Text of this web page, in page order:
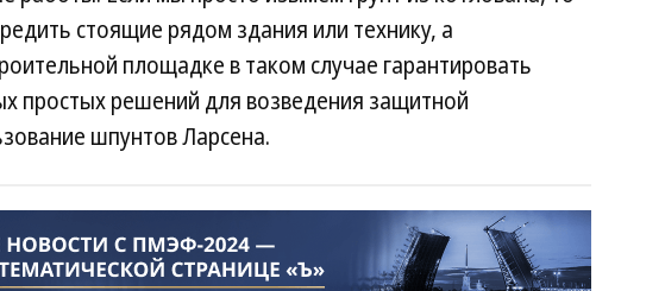
стоящие рядом здания или технику, а
площадке в таком случае гарантировать
простых решений для возведения защитной
шпунтов Ларсена.